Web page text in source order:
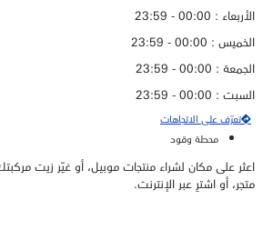
الأربعاء : 00:00 - 23:59
الخميس : 00:00 - 23:59
الجمعة : 00:00 - 23:59
السبت : 00:00 - 23:59
تعرّف على الاتجاهات
محطة وقود
اعثر على مكان لشراء منتجات موبيل، أو غيّر زيت
متجر، أو اشترِ عبر الإنترنت.